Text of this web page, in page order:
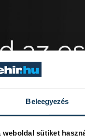
Beleegyezés
weboldal sütiket